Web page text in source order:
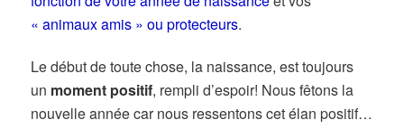
« animaux amis » ou protecteurs.
Le début de toute chose, la naissance, est toujours
un moment positif, rempli d’espoir! Nous fêtons la
nouvelle année car nous ressentons cet élan positif…